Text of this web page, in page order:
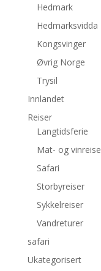
Hedmark
Hedmarksvidda
Kongsvinger
Øvrig Norge
Trysil
Innlandet
Reiser
Langtidsferie
Mat- og vinreise
Safari
Storbyreiser
Sykkelreiser
Vandreturer
safari
Ukategorisert